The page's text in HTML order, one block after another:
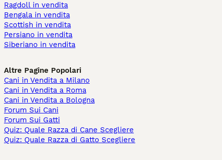
Ragdoll in vendita
Bengala in vendita
Scottish in vendita
Persiano in vendita
Siberiano in vendita
Altre Pagine Popolari
Cani in Vendita a Milano
Cani in Vendita a Roma
Cani in Vendita a Bologna
Forum Sui Cani
Forum Sui Gatti
Quiz: Quale Razza di Cane Scegliere
Quiz: Quale Razza di Gatto Scegliere